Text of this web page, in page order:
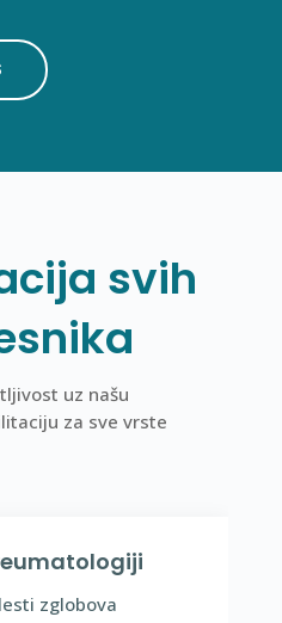
svih
uz našu
za sve vrste
zglobova